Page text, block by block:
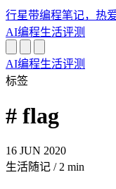
行星带编程笔记，热
AI编程生活评测
AI编程生活评测
标签
# flag
16 JUN 2020
生活随记 / 2 min